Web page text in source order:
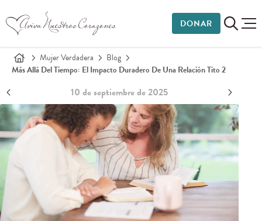
DONAR
Mujer Verdadera
Blog
Más Allá Del Tiempo: El Impacto Duradero De Una Relación Tito 2
10 de septiembre de 2025